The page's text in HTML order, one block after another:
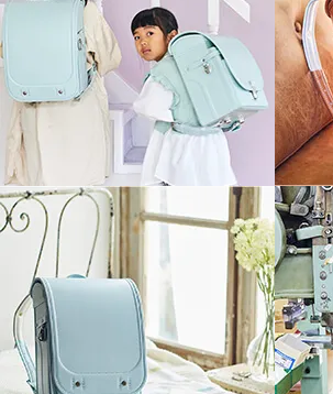
お子さまを見守る
伝統を感じる和紋
かぶせを開くと趣きと